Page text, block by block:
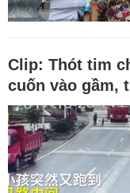
Clip: Thót tim
cuốn vào gầm,